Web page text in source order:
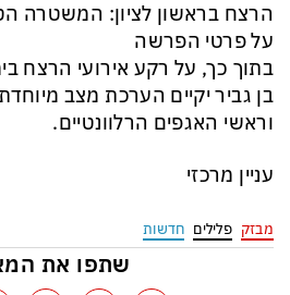
הרצח בראשון לציון: המשטרה
על פרטי הפרשה
בתוך כך, על רקע אירועי הרצח
בן גביר יקיים הערכת מצב
וראשי האגפים הרלוונטיים.
עניין מרכזי
מבזק פלילים חדשות
שתפו את